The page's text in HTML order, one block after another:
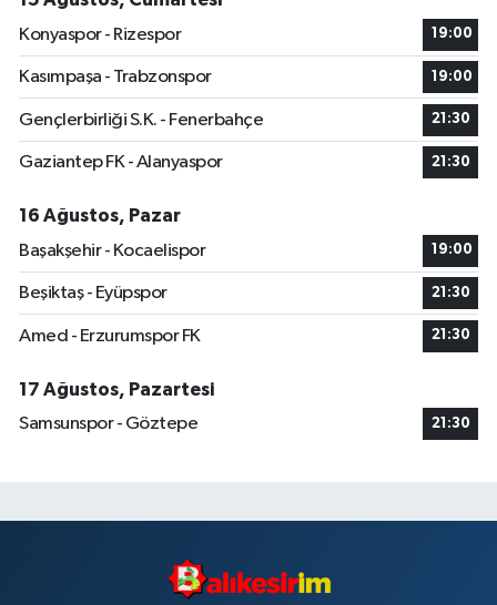
Konyaspor - Rizespor
19:00
Kasımpaşa - Trabzonspor 19:00
Gençlerbirliği S.K. - Fenerbahçe 21:30
Gaziantep FK - Alanyaspor 21:30
16 Ağustos, Pazar
Başakşehir - Kocaelispor
19:00
Beşiktaş - Eyüpspor 21:30
Amed - Erzurumspor FK 21:30
17 Ağustos, Pazartesi
Samsunspor - Göztepe
21:30